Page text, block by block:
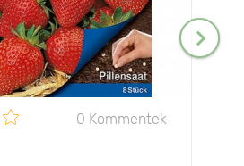
0 Kommentek